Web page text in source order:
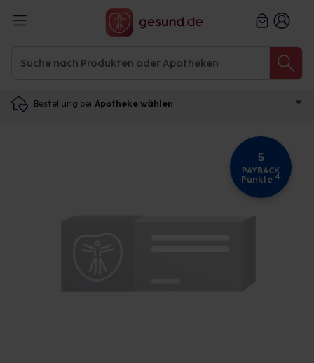
Bestellung bei Apotheke wählen
5
PAYBACK
Punkte 4